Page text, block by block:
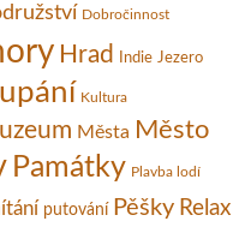
Dobročinnost
Hrad Indie Jezero
Kultura
Města Město
Památky Plavba lodí
putování Pěšky Relax